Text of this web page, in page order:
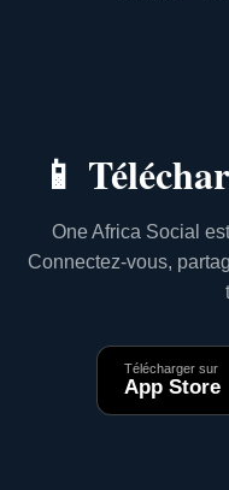
📱
One Africa Social
Connectez-vous,
Télécharger sur
App Store